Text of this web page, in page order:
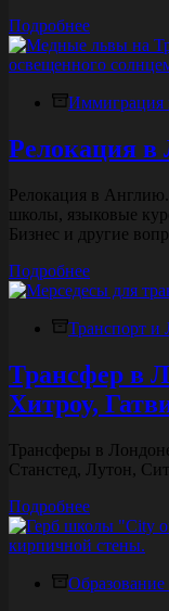
ПодробнееЮлия
Ковас:
Англии
Иммиграция
Релокация в
Релокация в
школы, языковые
Бизнес и другие
ПодробнееРелокация
в
Транспорт и
Трансфер в
Хитроу,
Трансферы в
Станстед, Лутон,
ПодробнееТрансфер
в
Лондоне